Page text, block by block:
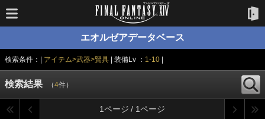
エオルゼアデータベース
検索条件：| アイテム>武器>賢具 | 装備Lv ： 1-10|
検索結果 （4件）
1ページ / 1ページ